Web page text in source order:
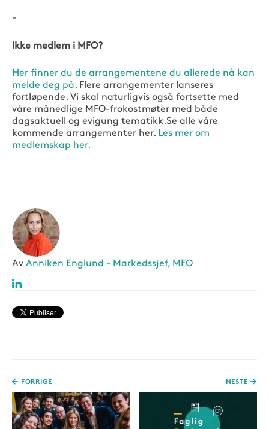
-
Ikke medlem i MFO?
Her finner du de arrangementene du allerede nå kan
melde deg på . Flere arrangementer lanseres
fortløpende. Vi skal naturligvis også fortsette med
våre månedlige MFO-frokostmøter med både
dagsaktuell og evigung tematikk.Se alle våre
kommende arrangementer her. Les mer om
medlemskap her.
Av Anniken Englund - Markedssjef, MFO
FORRIGE NESTE